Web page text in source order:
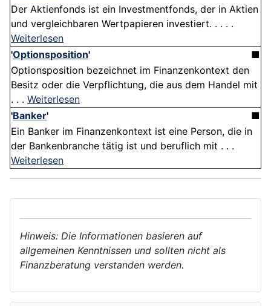
Der Aktienfonds ist ein Investmentfonds, der in Aktien
und vergleichbaren Wertpapieren investiert. . . . .
Weiterlesen
'Optionsposition'
■
Optionsposition bezeichnet im Finanzenkontext den
Besitz oder die Verpflichtung, die aus dem Handel mit
. . . Weiterlesen
'Banker'
■
Ein Banker im Finanzenkontext ist eine Person, die in
der Bankenbranche tätig ist und beruflich mit . . .
Weiterlesen
Hinweis: Die Informationen basieren auf
allgemeinen Kenntnissen und sollten nicht als
Finanzberatung verstanden werden.